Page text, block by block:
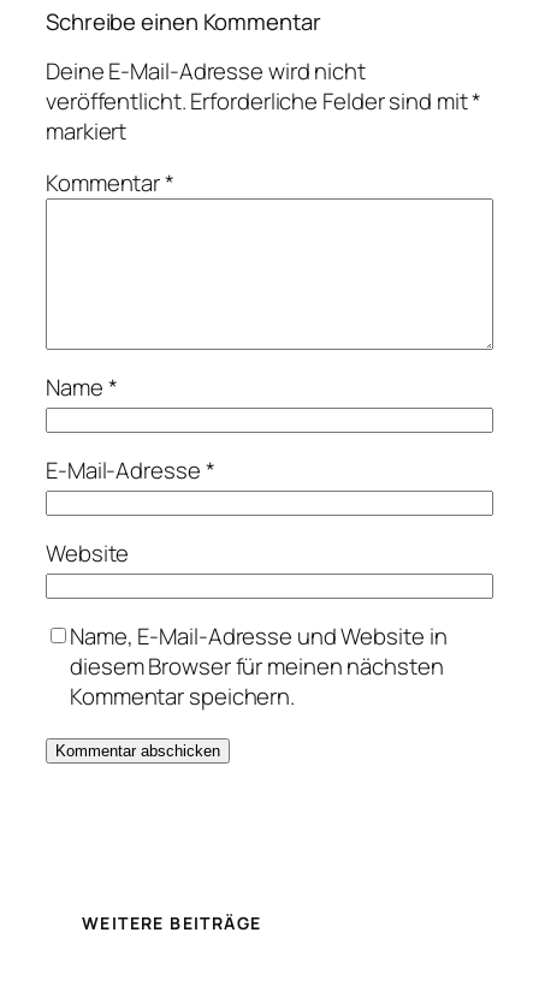
Schreibe einen Kommentar
Deine E-Mail-Adresse wird nicht
veröffentlicht.Erforderliche Felder sind mit*
markiert
Kommentar*
Name*
E-Mail-Adresse*
Website
Name, E-Mail-Adresse und Website in
diesem Browser für meinen nächsten
Kommentar speichern.
WEITERE BEITRÄGE